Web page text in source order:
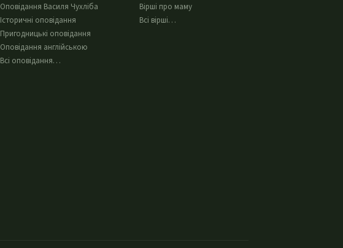
Оповідання Василя Чухліба
Історичні оповідання
Пригодницькі оповідання
Оповідання англійською
Всі оповідання…
Вірші про маму
Всі вірші…